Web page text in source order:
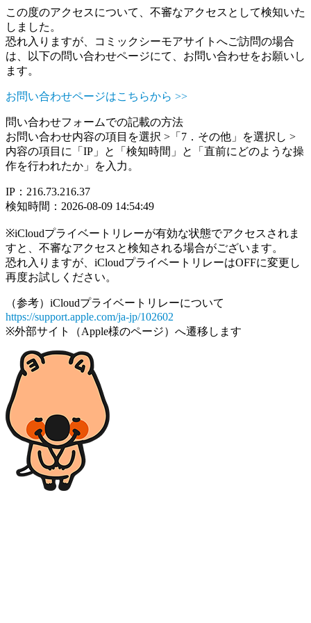
この度のアクセスについて、不審なアクセスとして検知いた
しました。
恐れ入りますが、コミックシーモアサイトへご訪問の場合
は、以下の問い合わせページにて、お問い合わせをお願いし
ます。
お問い合わせページはこちらから >>
問い合わせフォームでの記載の方法
お問い合わせ内容の項目を選択 >「7．その他」を選択し >
内容の項目に「IP」と「検知時間」と「直前にどのような操
作を行われたか」を入力。
IP：216.73.216.37
検知時間：2026-08-09 14:54:49
※iCloudプライベートリレーが有効な状態でアクセスされま
すと、不審なアクセスと検知される場合がございます。
恐れ入りますが、iCloudプライベートリレーはOFFに変更し
再度お試しください。
（参考）iCloudプライベートリレーについて
https://support.apple.com/ja-jp/102602
※外部サイト（Apple様のページ）へ遷移します